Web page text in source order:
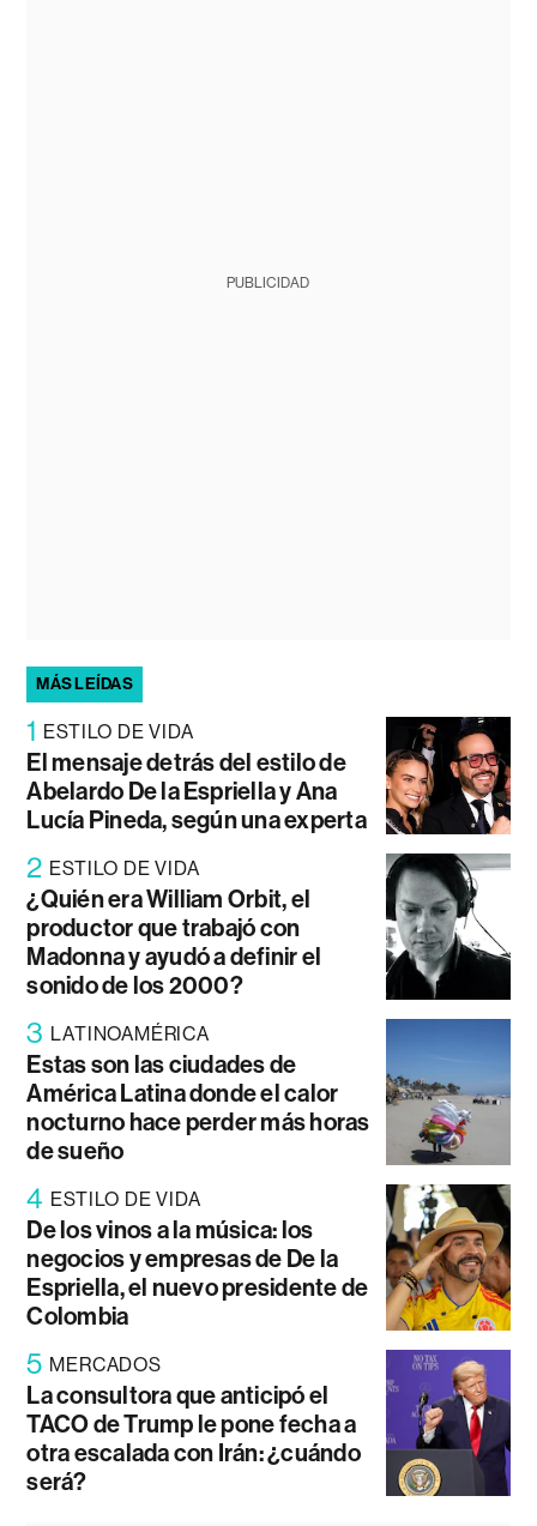
PUBLICIDAD
MÁS LEÍDAS
1 ESTILO DE VIDA
El mensaje detrás del estilo de
Abelardo De la Espriella y Ana
Lucía Pineda, según una experta
2 ESTILO DE VIDA
¿Quién era William Orbit, el
productor que trabajó con
Madonna y ayudó a definir el
sonido de los 2000?
3 LATINOAMÉRICA
Estas son las ciudades de
América Latina donde el calor
nocturno hace perder más horas
de sueño
4 ESTILO DE VIDA
De los vinos a la música: los
negocios y empresas de De la
Espriella, el nuevo presidente de
Colombia
5 MERCADOS
La consultora que anticipó el
TACO de Trump le pone fecha a
otra escalada con Irán: ¿cuándo
será?